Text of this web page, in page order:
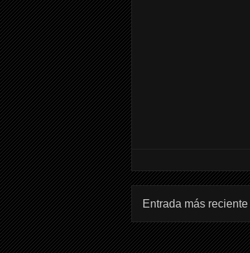
Entrada más reciente